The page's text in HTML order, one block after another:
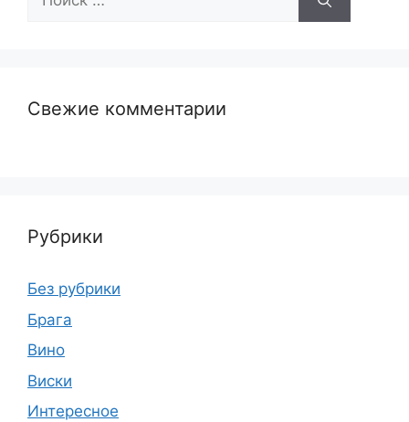
Свежие комментарии
Рубрики
Без рубрики
Брага
Вино
Виски
Интересное